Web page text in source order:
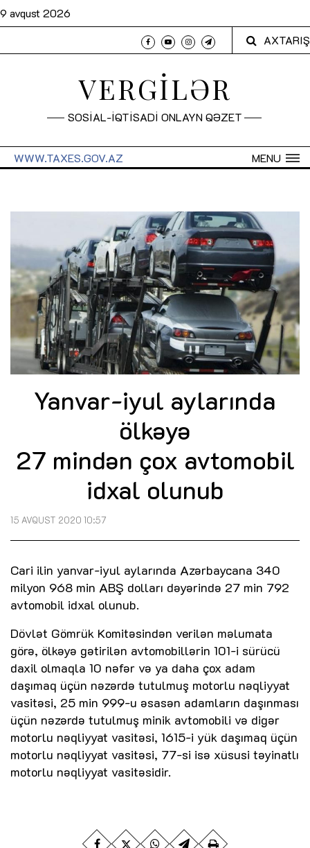
9 avqust 2026
AXTARIŞ
VERGİLƏR
SOSİAL-İQTİSADİ ONLAYN QƏZET
MENU
WWW.TAXES.GOV.AZ
Yanvar-iyul aylarında
ölkəyə
27 mindən çox avtomobil
idxal olunub
15 AVQUST 2020 10:57
Cari ilin yanvar-iyul aylarında Azərbaycana 340
milyon 968 min ABŞ dolları dəyərində 27 min 792
avtomobil idxal olunub.
Dövlət Gömrük Komitəsindən verilən məlumata
görə, ölkəyə gətirilən avtomobillərin 101-i sürücü
daxil olmaqla 10 nəfər və ya daha çox adam
daşımaq üçün nəzərdə tutulmuş motorlu nəqliyyat
vasitəsi, 25 min 999-u əsasən adamların daşınması
üçün nəzərdə tutulmuş minik avtomobili və digər
motorlu nəqliyyat vasitəsi, 1615-i yük daşımaq üçün
motorlu nəqliyyat vasitəsi, 77-si isə xüsusi təyinatlı
motorlu nəqliyyat vasitəsidir.